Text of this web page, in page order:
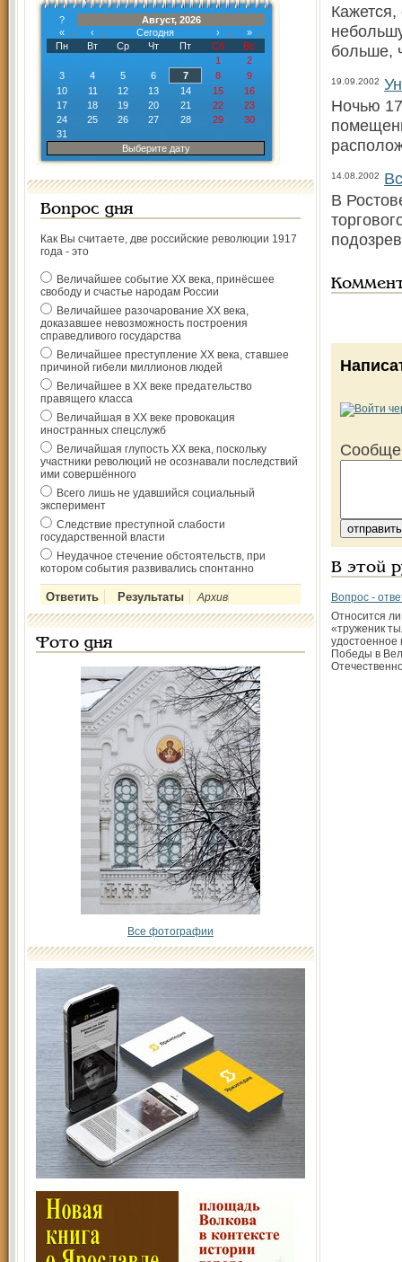
?
Август, 2026
«
‹ Сегодня ›
»
Пн
Вт Ср Чт Пт Сб
Вс
1
2
3
4 5 6 7 8
9
10
11 12 13 14 15
16
17
18 19 20 21 22
23
24
25 26 27 28 29
30
31
Выберите дату
Вопрос дня
Как Вы считаете, две российские революции 1917
года - это
Величайшее событие ХХ века, принёсшее
свободу и счастье народам России
Величайшее разочарование ХХ века,
доказавшее невозможность построения
справедливого государства
Величайшее преступление ХХ века, ставшее
причиной гибели миллионов людей
Величайшее в ХХ веке предательство
правящего класса
Величайшая в ХХ веке провокация
иностранных спецслужб
Величайшая глупость ХХ века, поскольку
участники революций не осознавали последствий
ими совершённого
Всего лишь не удавшийся социальный
эксперимент
Следствие преступной слабости
государственной власти
Неудачное стечение обстоятельств, при
котором события развивались спонтанно
Архив
Фото дня
Все фотографии
больше,
19.09.2002
Ночью
14.08.2002
В
В этой
Вопрос -
Относится ли
«труженик
удостоенное
Победы в